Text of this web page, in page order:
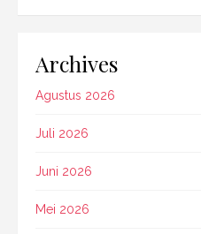
Archives
Agustus 2026
Juli 2026
Juni 2026
Mei 2026